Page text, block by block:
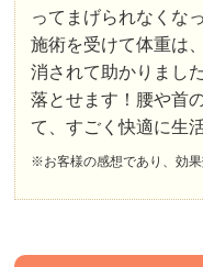
ってまげられなくな
施術を受けて体重は
消されて助かりまし
落とせます！腰や首
て、すごく快適に生
※お客様の感想であり、効果